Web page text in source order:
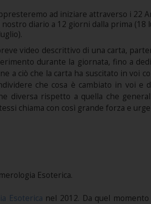
ad iniziare attraverso i 22
diario a 12 giorni dalla prima (18
video descrittivo di una carta,
durante la giornata, fino a
ciò che la carta ha suscitato in voi
che cosa è cambiato in voi e
diversa rispetto a quella che
chiama con così grande forza e
Esoterica.
Esoterica nel 2012. Da quel